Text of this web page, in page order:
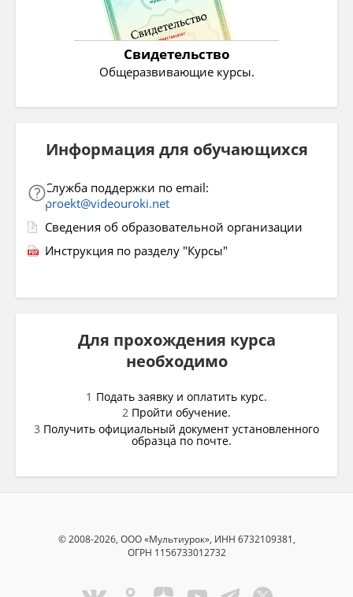
Свидетельство
Общеразвивающие курсы.
Информация для обучающихся
Служба поддержки по email:
proekt@videouroki.net
Сведения об образовательной организации
Инструкция по разделу "Курсы"
Для прохождения курса
необходимо
Подать заявку и оплатить курс.
Пройти обучение.
Получить официальный документ установленного
образца по почте.
© 2008-2026, ООО «Мультиурок», ИНН 6732109381,
ОГРН 1156733012732